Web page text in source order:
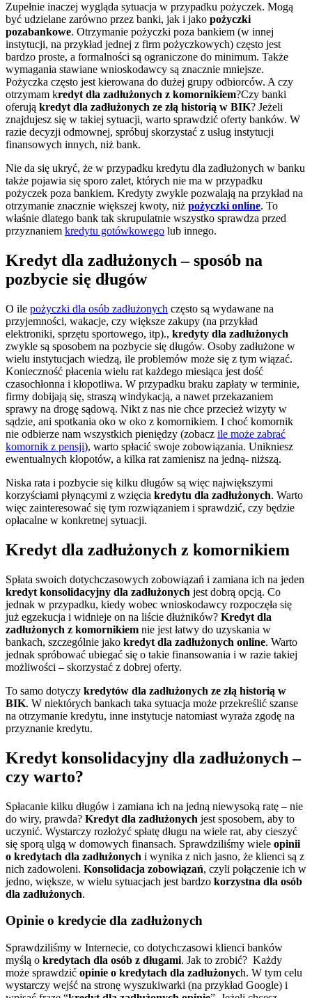
Zupełnie inaczej wygląda sytuacja w przypadku pożyczek. Mogą
być udzielane zarówno przez banki, jak i jako pożyczki
pozabankowe. Otrzymanie pożyczki poza bankiem (w innej
instytucji, na przykład jednej z firm pożyczkowych) często jest
bardzo proste, a formalności są ograniczone do minimum. Także
wymagania stawiane wnioskodawcy są znacznie mniejsze.
Pożyczka często jest kierowana do dużej grupy odbiorców. A czy
otrzymam kredyt dla zadłużonych z komornikiem?Czy banki
oferują kredyt dla zadłużonych ze złą historią w BIK? Jeżeli
znajdujesz się w takiej sytuacji, warto sprawdzić oferty banków. W
razie decyzji odmownej, spróbuj skorzystać z usług instytucji
finansowych innych, niż bank.
Nie da się ukryć, że w przypadku kredytu dla zadłużonych w banku
także pojawia się sporo zalet, których nie ma w przypadku
pożyczek poza bankiem. Kredyty zwykle pozwalają na przykład na
otrzymanie znacznie większej kwoty, niż pożyczki online. To
właśnie dlatego bank tak skrupulatnie wszystko sprawdza przed
przyznaniem kredytu gotówkowego lub innego.
Kredyt dla zadłużonych – sposób na
pozbycie się długów
O ile pożyczki dla osób zadłużonych często są wydawane na
przyjemności, wakacje, czy większe zakupy (na przykład
elektroniki, sprzętu sportowego, itp)., kredyty dla zadłużonych
zwykle są sposobem na pozbycie się długów. Osoby zadłużone w
wielu instytucjach wiedzą, ile problemów może się z tym wiązać.
Konieczność płacenia wielu rat każdego miesiąca jest dość
czasochłonna i kłopotliwa. W przypadku braku zapłaty w terminie,
firmy dobijają się, straszą windykacją, a nawet przekazaniem
sprawy na drogę sądową. Nikt z nas nie chce przecież wizyty w
sądzie, ani spotkania oko w oko z komornikiem. I choć komornik
nie odbierze nam wszystkich pieniędzy (zobacz ile może zabrać
komornik z pensji), warto spłacić swoje zobowiązania. Unikniesz
ewentualnych kłopotów, a kilka rat zamienisz na jedną- niższą.
Niska rata i pozbycie się kilku długów są więc największymi
korzyściami płynącymi z wzięcia kredytu dla zadłużonych. Warto
więc zainteresować się tym rozwiązaniem i sprawdzić, czy będzie
opłacalne w konkretnej sytuacji.
Kredyt dla zadłużonych z komornikiem
Spłata swoich dotychczasowych zobowiązań i zamiana ich na jeden
kredyt konsolidacyjny dla zadłużonych jest dobrą opcją. Co
jednak w przypadku, kiedy wobec wnioskodawcy rozpoczęła się
już egzekucja i widnieje on na liście dłużników? Kredyt dla
zadłużonych z komornikiem nie jest łatwy do uzyskania w
bankach, szczególnie jako kredyt dla zadłużonych online. Warto
jednak spróbować ubiegać się o takie finansowania i w razie takiej
możliwości – skorzystać z dobrej oferty.
To samo dotyczy kredytów dla zadłużonych ze złą historią w
BIK. W niektórych bankach taka sytuacja może przekreślić szanse
na otrzymanie kredytu, inne instytucje natomiast wyraża zgodę na
przyznanie kredytu.
Kredyt konsolidacyjny dla zadłużonych –
czy warto?
Spłacanie kilku długów i zamiana ich na jedną niewysoką ratę – nie
do wiry, prawda? Kredyt dla zadłużonych jest sposobem, aby to
uczynić. Wystarczy rozłożyć spłatę długu na wiele rat, aby cieszyć
się sporą ulgą w domowych finansach. Sprawdziliśmy wiele opinii
o kredytach dla zadłużonych i wynika z nich jasno, że klienci są z
nich zadowoleni. Konsolidacja zobowiązań, czyli połączenie ich w
jedno, większe, w wielu sytuacjach jest bardzo korzystna dla osób
dla zadłużonych.
Opinie o kredycie dla zadłużonych
Sprawdziliśmy w Internecie, co dotychczasowi klienci banków
myślą o kredytach dla osób z długami. Jak to zrobić? Każdy
może sprawdzić opinie o kredytach dla zadłużonych. W tym celu
wystarczy wejść na stronę wyszukiwarki (na przykład Google) i